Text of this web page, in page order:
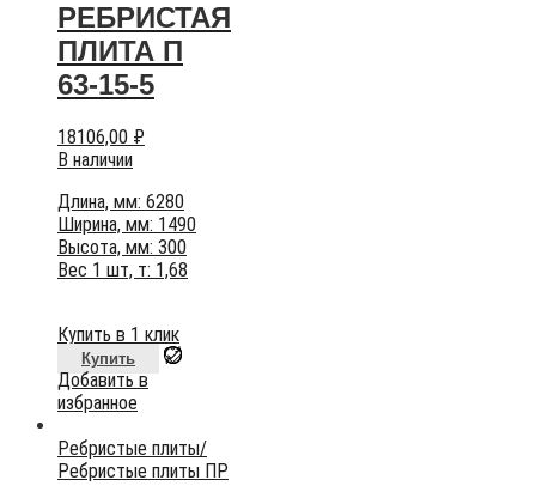
РЕБРИСТАЯ
ПЛИТА П
63-15-5
18106,00 ₽
В наличии
Длина, мм: 6280
Ширина, мм: 1490
Высота, мм: 300
Вес 1 шт, т: 1,68
Купить в 1 клик
Купить
Добавить в
избранное
Ребристые плиты/
Ребристые плиты ПР